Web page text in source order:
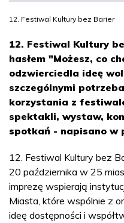
12. Festiwal Kultury bez Barier
12. Festiwal Kultury
hasłem "Możesz, co
odzwierciedla ideę
szczególnymi
korzystania z
spektakli, wystaw,
spotkań - napisano w
12. Festiwal Kultury bez
20 października w 25
imprezę wspierają
Miasta, które wspólnie z
ideę dostępności i